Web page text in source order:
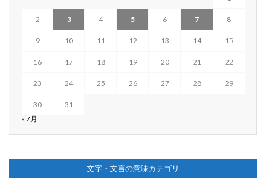
2 3 4 5 6 7 8
9 10 11 12 13 14 15
16 17 18 19 20 21 22
23 24 25 26 27 28 29
30
31
« 7月
文字・文言の意味カテゴリ